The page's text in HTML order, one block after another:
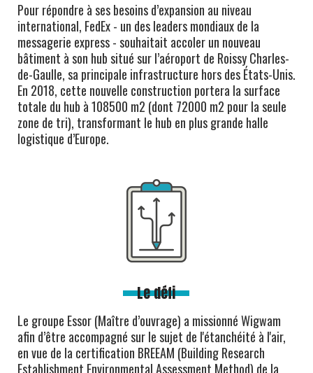
Pour répondre à ses besoins d’expansion au niveau
international, FedEx - un des leaders mondiaux de la
messagerie express - souhaitait accoler un nouveau
bâtiment à son hub situé sur l’aéroport de Roissy Charles-
de-Gaulle, sa principale infrastructure hors des États-Unis.
En 2018, cette nouvelle construction portera la surface
totale du hub à 108500 m2 (dont 72000 m2 pour la seule
zone de tri), transformant le hub en plus grande halle
logistique d’Europe.
Le défi
Le groupe Essor (Maître d’ouvrage) a missionné Wigwam
afin d’être accompagné sur le sujet de l'étanchéité à l'air,
en vue de la certification BREEAM (Building Research
Establishment Environmental Assessment Method) de la